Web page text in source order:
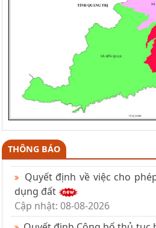
THÔNG BÁO
Quyết định về việc cho
dụng đất
Cập nhật: 08-08-2026